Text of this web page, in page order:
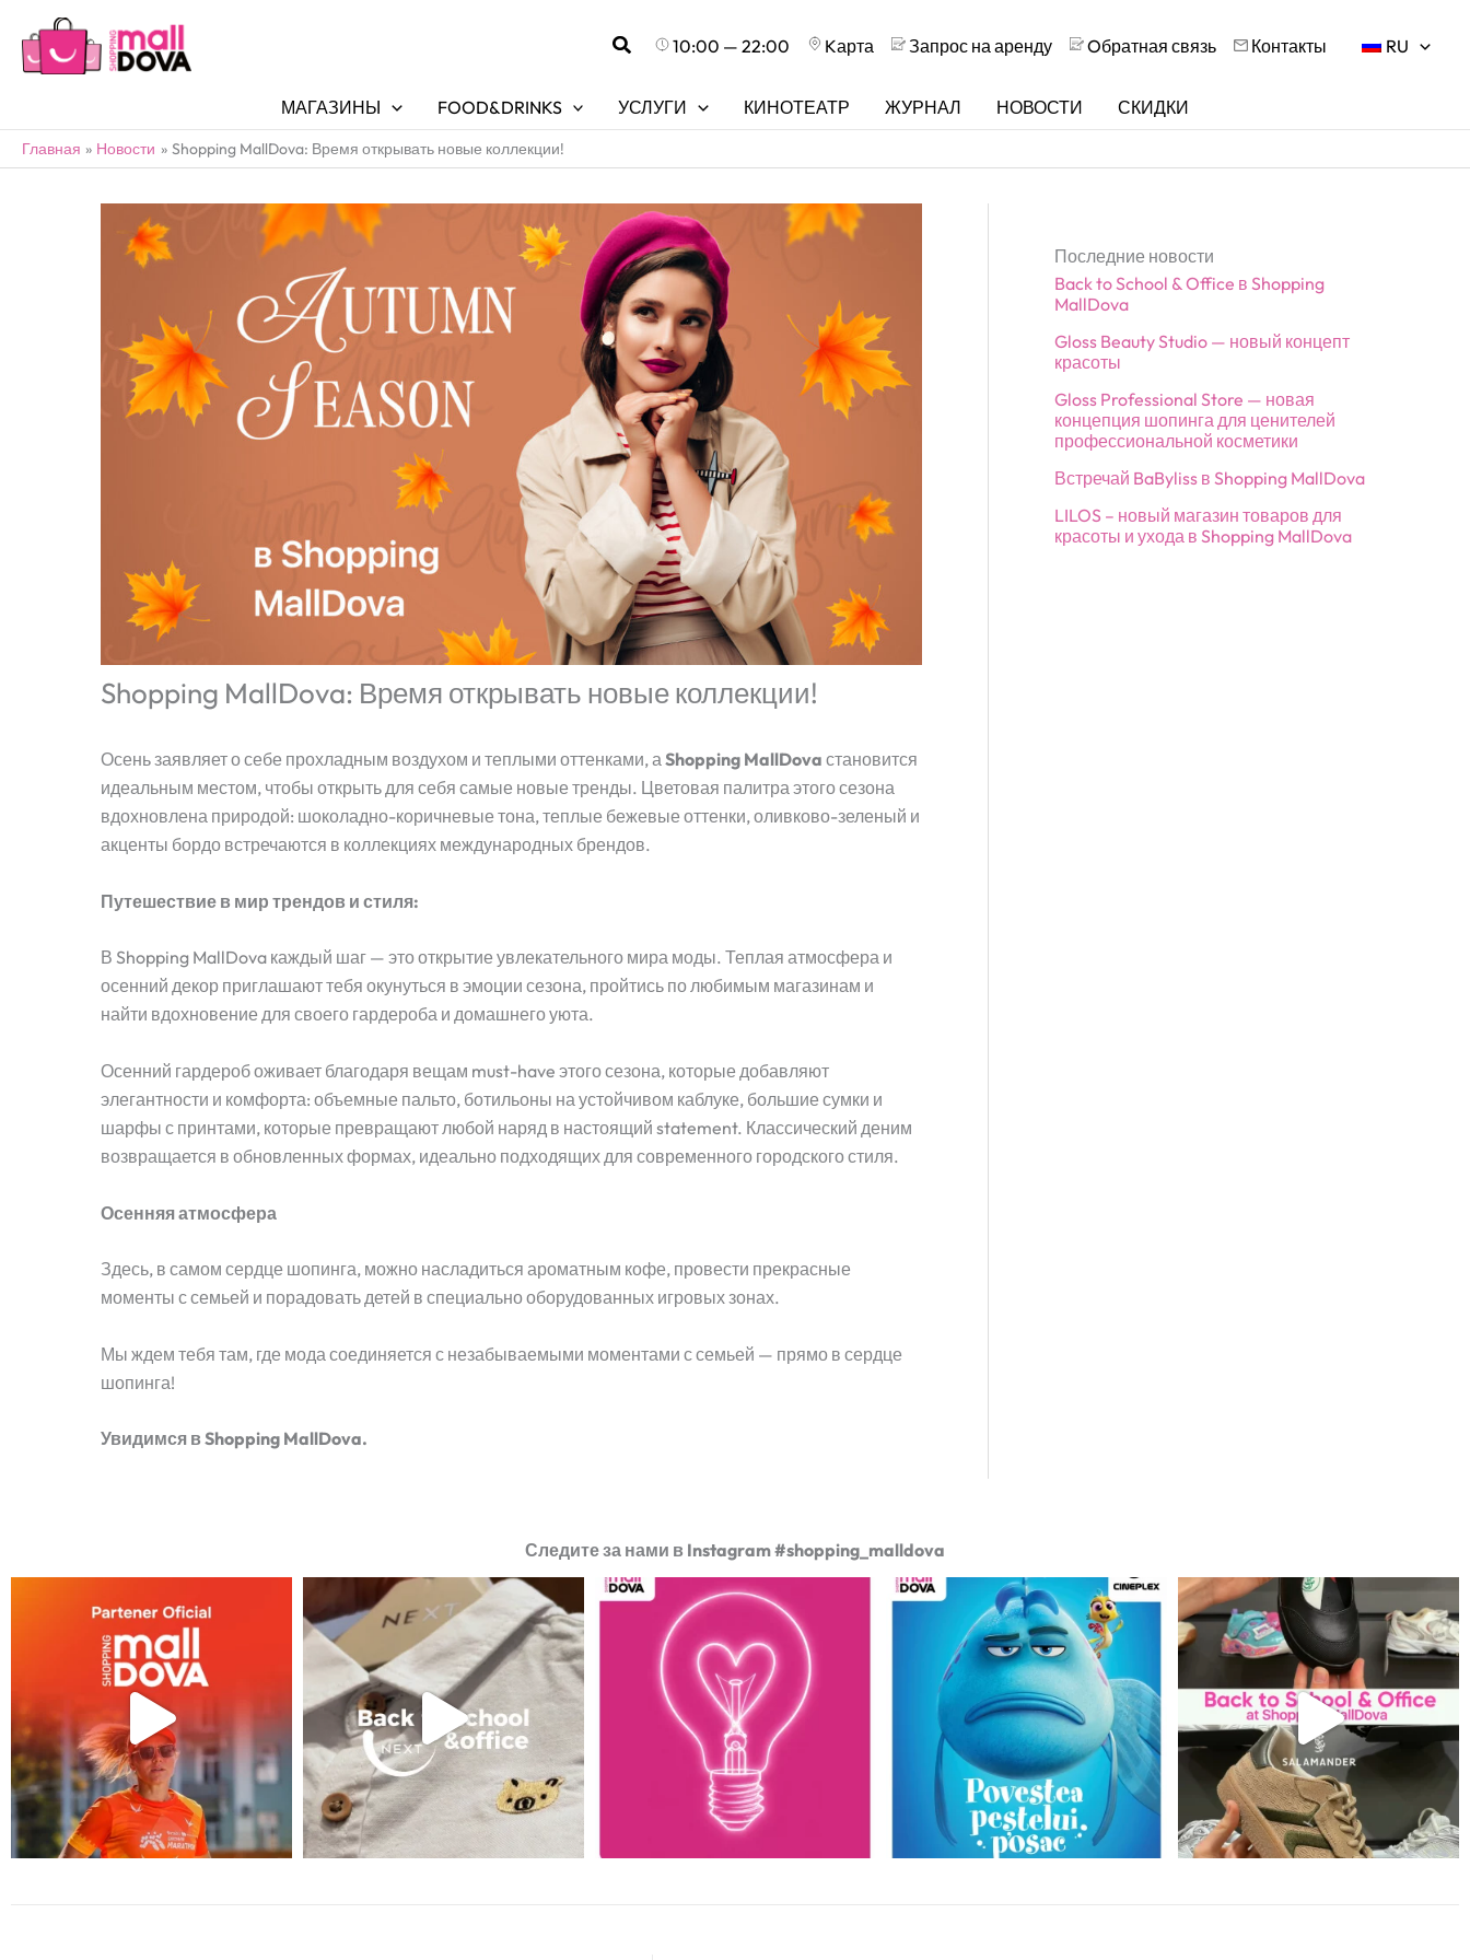
Поиск 10:00 — 22:00 Kарта Запрос на аренду Oбратная связь Контакты RU
МАГАЗИНЫ FOOD&DRINKS УСЛУГИ КИНОТЕАТР ЖУРНАЛ НОВОСТИ СКИДКИ
Главная Новости Shopping MallDova: Время открывать новые коллекции!
Shopping MallDova: Время открывать новые коллекции!
Осень заявляет о себе прохладным воздухом и теплыми оттенками, аShopping MallDova становится
идеальным местом, чтобы открыть для себя самые новые тренды. Цветовая палитра этого сезона
вдохновлена природой: шоколадно-коричневые тона, теплые бежевые оттенки, оливково-зеленый и
акценты бордо встречаются в коллекциях международных брендов.
Путешествие в мир трендов и стиля:
В Shopping MallDova каждый шаг — это открытие увлекательного мира моды. Теплая атмосфера и
осенний декор приглашают тебя окунуться в эмоции сезона, пройтись по любимым магазинам и
найти вдохновение для своего гардероба и домашнего уюта.
Осенний гардероб оживает благодаря вещам must-have этого сезона, которые добавляют
элегантности и комфорта: объемные пальто, ботильоны на устойчивом каблуке, большие сумки и
шарфы с принтами, которые превращают любой наряд в настоящий statement. Классический деним
возвращается в обновленных формах, идеально подходящих для современного городского стиля.
Осенняя атмосфера
Здесь, в самом сердце шопинга, можно насладиться ароматным кофе, провести прекрасные
моменты с семьей и порадовать детей в специально оборудованных игровых зонах.
Мы ждем тебя там, где мода соединяется с незабываемыми моментами с семьей — прямо в сердце
шопинга!
Увидимся в Shopping MallDova.
Последние новости
Back to School & Office в Shopping
MallDova
Gloss Beauty Studio — новый концепт
красоты
Gloss Professional Store — новая
концепция шопинга для ценителей
профессиональной косметики
Встречай BaByliss в Shopping MallDova
LILOS – новый магазин товаров для
красоты и ухода в Shopping MallDova
Следите за нами в Instagram #shopping_malldova